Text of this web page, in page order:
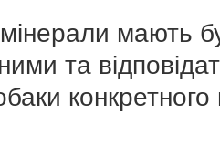
мінерали мають
та
конкретного